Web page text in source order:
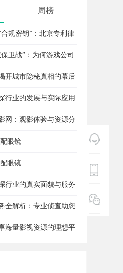
周榜
规密钥”：北京专利律
产权登记扫清障碍
卫战”：为何游戏公司
开城市隐秘真相的幕后
行业的发展与实际应用
网：观影体验与资源分
眼镜
眼镜
行业的真实面貌与服务
全解析：专业侦查助您
海量影视资源的理想平